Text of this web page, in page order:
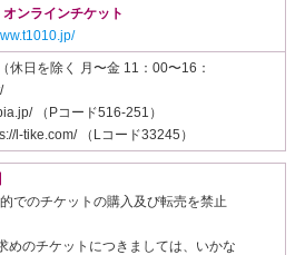
ンラインチケット
日を除く 月〜金 11：00〜16：
（Pコード516-251）
l-tike.com/ （Lコード33245）
でのチケットの購入及び転売を禁止
めのチケットにつきましては、いかな